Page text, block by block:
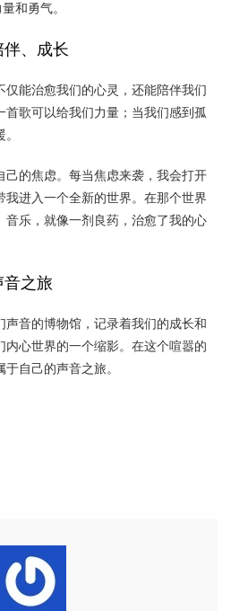
和勇气。
、成长
能治愈我们的心灵，还能陪伴我们
歌可以给我们力量；当我们感到孤
的焦虑。每当焦虑来袭，我会打开
进入一个全新的世界。在那个世界
音乐，就像一剂良药，治愈了我的心
之旅
音的博物馆，记录着我们的成长和
心世界的一个缩影。在这个喧嚣的
自己的声音之旅。